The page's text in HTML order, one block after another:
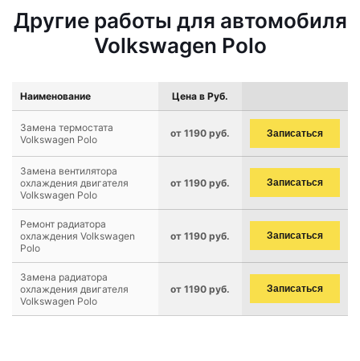
Другие работы для автомобиля
Volkswagen Polo
Наименование Цена в Руб.
Замена термостата
Volkswagen Polo
от 1190 руб. Записаться
Замена вентилятора
охлаждения двигателя
Volkswagen Polo
от 1190 руб. Записаться
Ремонт радиатора
охлаждения Volkswagen
Polo
от 1190 руб. Записаться
Замена радиатора
охлаждения двигателя
Volkswagen Polo
от 1190 руб. Записаться